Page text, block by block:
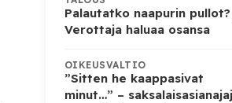
Palautatko naapurin pullot?
Verottaja haluaa osansa
OIKEUSVALTIO
”Sitten he kaappasivat
minut…” –